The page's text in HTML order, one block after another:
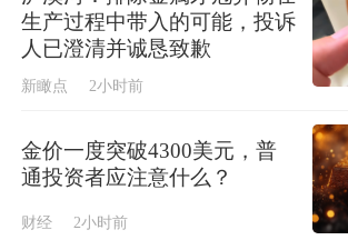
生产过程中带入的可能，投诉
人已澄清并诚恳致歉
新瞰点 2小时前
金价一度突破4300美元，普
通投资者应注意什么？
财经 2小时前